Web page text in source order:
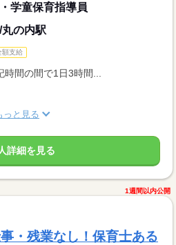
学童保育指導員
の内駅
額支給
間の間で1日3時間...
っと見る
詳細を見る
1週間以内公開
・残業なし！保育士ある